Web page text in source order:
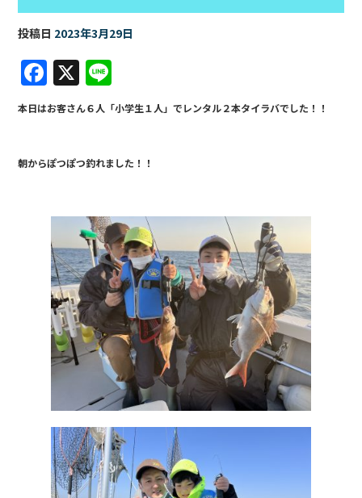
投稿日 2023年3月29日
F
a
c
e
b
o
k
X
n
e
本日はお客さん６人「小学生１人」でレンタル２本タイラバでした！！
朝からぽつぽつ釣れました！！